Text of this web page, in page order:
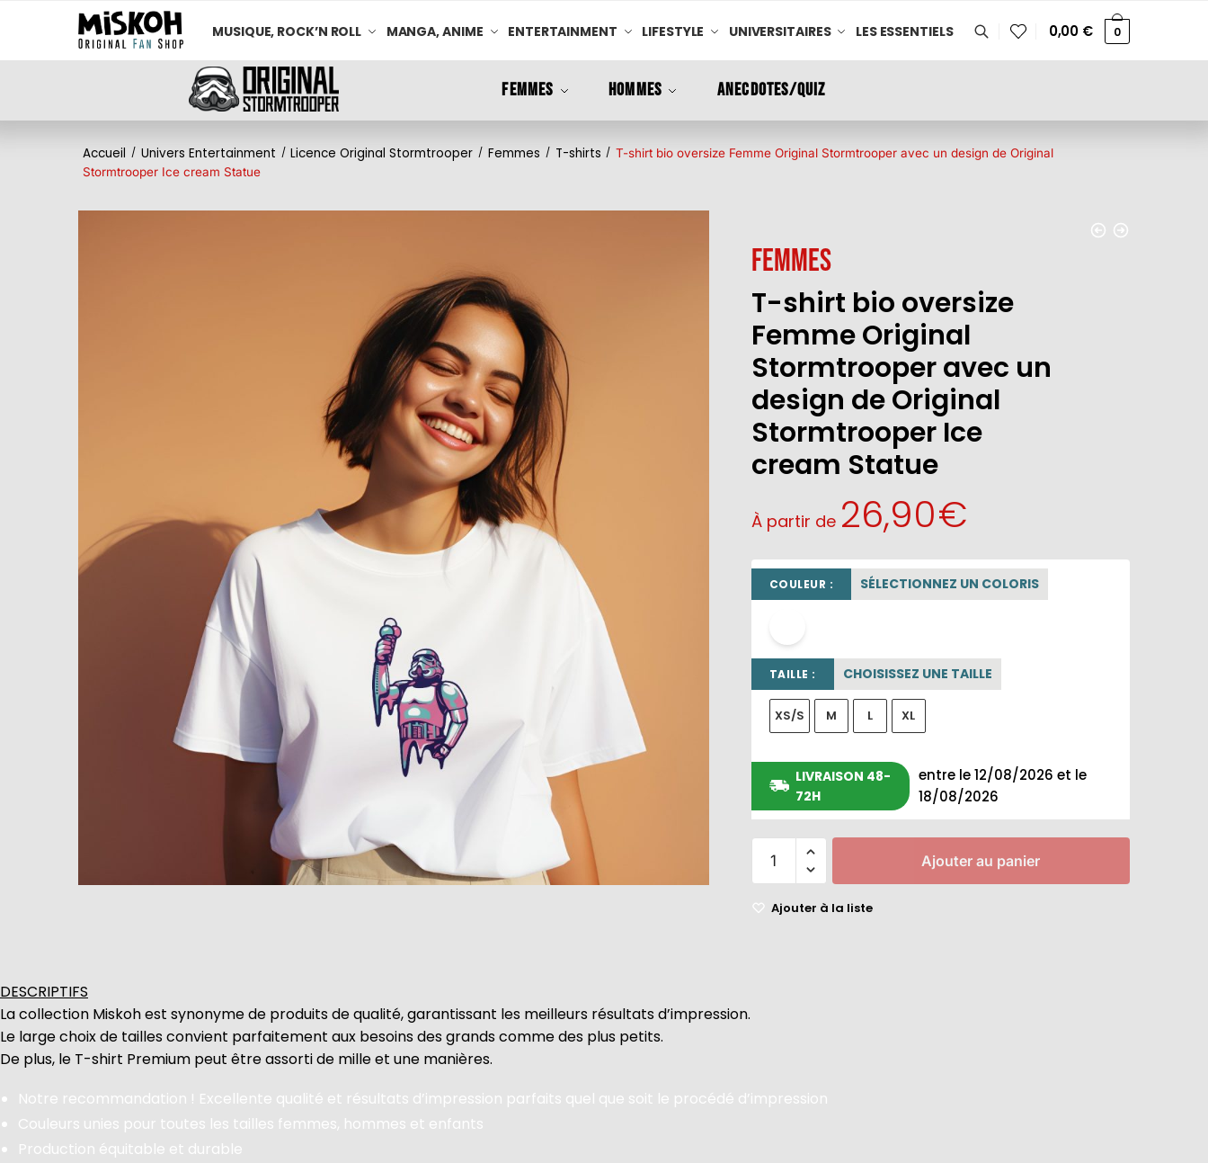
MUSIQUE, ROCK’N ROLL MANGA, ANIME ENTERTAINMENT LIFESTYLE UNIVERSITAIRES LES ESSENTIELS 0,00 € 0
FEMMES HOMMES ANECDOTES/QUIZ
Accueil / Univers Entertainment / Licence Original Stormtrooper / Femmes / T-shirts / T-shirt bio oversize Femme Original Stormtrooper avec un design de Original
Stormtrooper Ice cream Statue
Femmes
T-shirt bio oversize
Femme Original
Stormtrooper avec un
design de Original
Stormtrooper Ice
cream Statue
À partir de 26,90€
COULEUR : SÉLECTIONNEZ UN COLORIS
TAILLE : CHOISISSEZ UNE TAILLE
XS/S M L XL
LIVRAISON 48-
72H
entre le 12/08/2026 et le
18/08/2026
Ajouter au panier
Ajouter à la liste
DESCRIPTIFS
La collection Miskoh est synonyme de produits de qualité, garantissant les meilleurs résultats d’impression.
Le large choix de tailles convient parfaitement aux besoins des grands comme des plus petits.
De plus, le T-shirt Premium peut être assorti de mille et une manières.
Notre recommandation ! Excellente qualité et résultats d’impression parfaits quel que soit le procédé d’impression
Couleurs unies pour toutes les tailles femmes, hommes et enfants
Production équitable et durable